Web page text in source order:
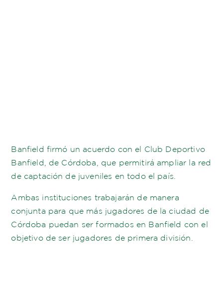
Banfield firmó un acuerdo con el Club Deportivo
Banfield, de Córdoba, que permitirá ampliar la red
de captación de juveniles en todo el país.
Ambas instituciones trabajarán de manera
conjunta para que más jugadores de la ciudad de
Córdoba puedan ser formados en Banfield con el
objetivo de ser jugadores de primera división.